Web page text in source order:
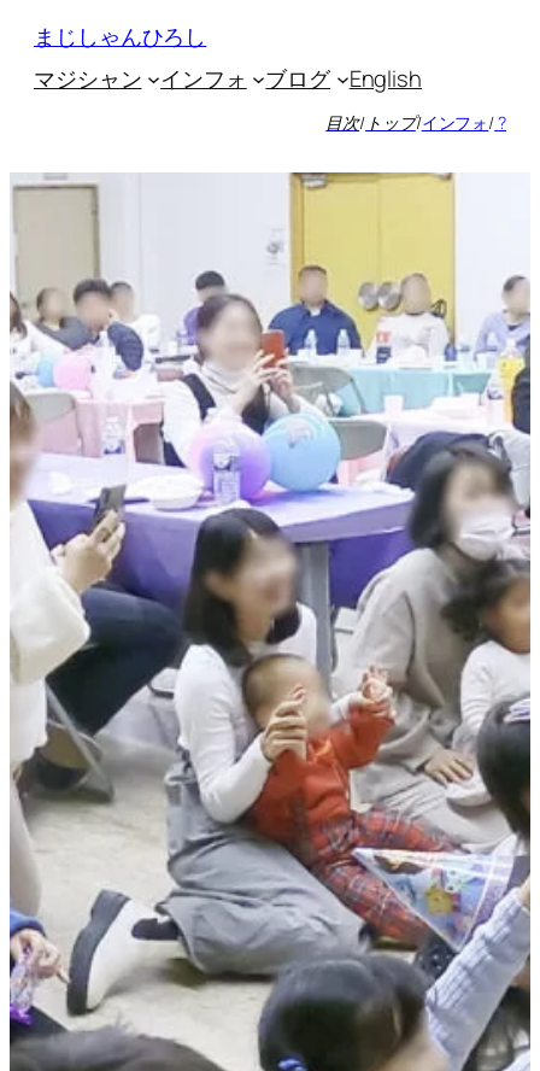
ッ
まじしゃんひろし
マジシャン
インフォ ブログ English
目次/ トップ/インフォ/?